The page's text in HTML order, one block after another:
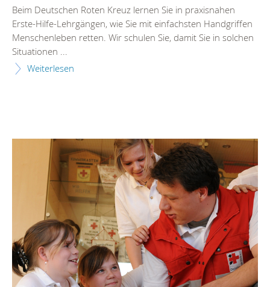
Beim Deutschen Roten Kreuz lernen Sie in praxisnahen
Erste-Hilfe-Lehrgängen, wie Sie mit einfachsten Handgriffen
Menschenleben retten. Wir schulen Sie, damit Sie in solchen
Situationen ...
Weiterlesen